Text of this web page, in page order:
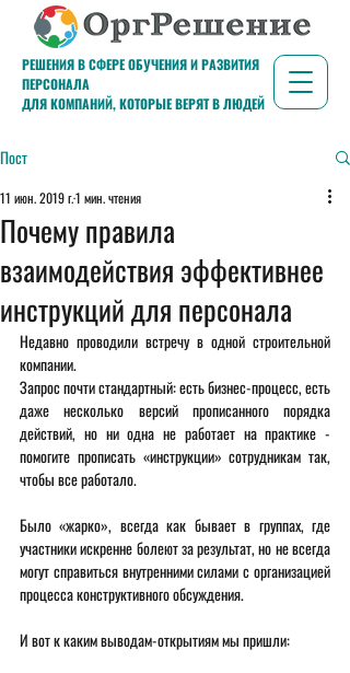
РЕШЕНИЯ В СФЕРЕ ОБУЧЕНИЯ И РАЗВИТИЯ
ПЕРСОНАЛА
ДЛЯ КОМПАНИЙ, КОТОРЫЕ ВЕРЯТ В ЛЮДЕЙ
Пост
Почему правила
взаимодействия эффективнее
инструкций для персонала
11 июн. 2019 г.1 мин. чтения
Недавно проводили встречу в одной строительной
компании.
Запрос почти стандартный: есть бизнес-процесс, есть
даже несколько версий прописанного порядка
действий, но ни одна не работает на практике -
помогите прописать «инструкции» сотрудникам так,
чтобы все работало.
Было «жарко», всегда как бывает в группах, где
участники искренне болеют за результат, но не всегда
могут справиться внутренними силами с организацией
процесса конструктивного обсуждения.
И вот к каким выводам-открытиям мы пришли: